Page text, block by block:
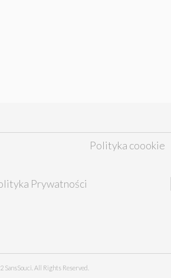
Polityka coookie
Prywatności
SansSouci. All Rights Reserved.